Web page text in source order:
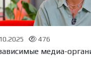
476
медиа-